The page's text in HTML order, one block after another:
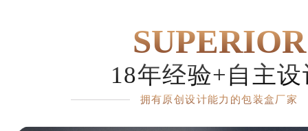
SUPERIOR
18年经验+自主设
拥有原创设计能力的包装盒厂家